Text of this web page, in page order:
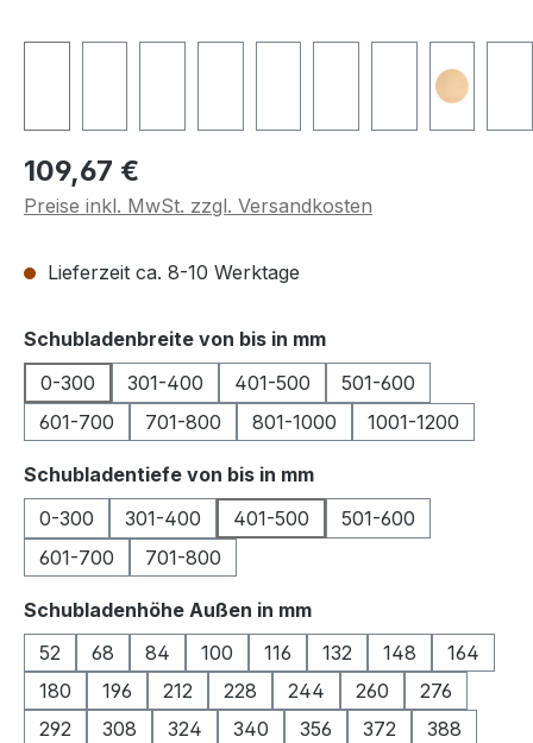
Regulärer Preis:
109,67 €
Preise inkl. MwSt. zzgl. Versandkosten
Lieferzeit ca. 8-10 Werktage
Schubladenbreite von bis in mmauswählen
0-300
301-400 401-500
501-600
601-700
701-800 801-1000 1001-1200
Schubladentiefe von bis in mmauswählen
0-300
301-400 401-500
501-600
601-700
701-800
Schubladenhöhe Außen in mmauswählen
52
68 84 100 116 132 148
164
180
196 212 228 244 260
276
292
308 324 340 356 372
388